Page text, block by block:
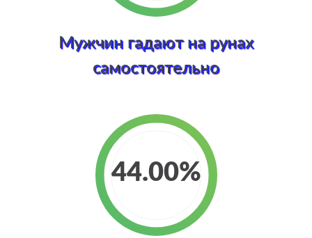
Мужчин гадают на рунах
самостоятельно
44.00